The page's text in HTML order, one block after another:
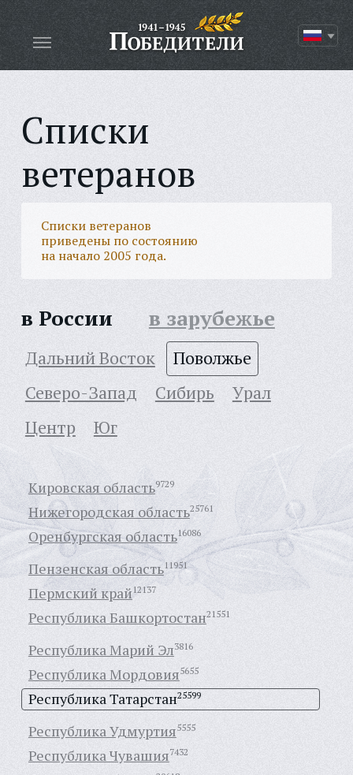
Списки
ветеранов
Списки ветеранов
приведены по состоянию
на начало 2005 года.
в России в зарубежье
Дальний Восток
Поволжье
Северо-Запад
Сибирь
Урал
Центр
Юг
Кировская область9729
Нижегородская область25761
Оренбургская область16086
Пензенская область11951
Пермский край 12137
Республика Башкортостан21551
Республика Марий Эл3816
Республика Мордовия5655
Республика Татарстан25599
Республика Удмуртия5555
Республика Чувашия7432